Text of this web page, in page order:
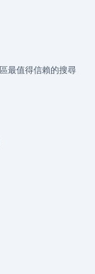
最值得信賴的搜尋